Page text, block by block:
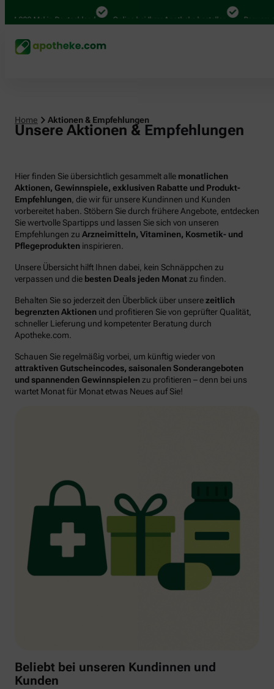
Mal in Deutschland Online bei Ihrer Apotheke bestellen Bequem
Home Aktionen & Empfehlungen
Unsere Aktionen & Empfehlungen
Hier finden Sie übersichtlich gesammelt alle monatlichen
Aktionen, Gewinnspiele, exklusiven Rabatte und Produkt-
Empfehlungen , die wir für unsere Kundinnen und Kunden
vorbereitet haben. Stöbern Sie durch frühere Angebote, entdecken
Sie wertvolle Spartipps und lassen Sie sich von unseren
Empfehlungen zu Arzneimitteln, Vitaminen, Kosmetik- und
Pflegeprodukten inspirieren.
Unsere Übersicht hilft Ihnen dabei, kein Schnäppchen zu
verpassen und die besten Deals jeden Monatzu finden.
Behalten Sie so jederzeit den Überblick über unserezeitlich
begrenzten Aktionen und profitieren Sie von geprüfter Qualität,
schneller Lieferung und kompetenter Beratung durch
Apotheke.com.
Schauen Sie regelmäßig vorbei, um künftig wieder von
attraktiven Gutscheincodes, saisonalen Sonderangeboten
und spannenden Gewinnspielenzu profitieren – denn bei uns
wartet Monat für Monat etwas Neues auf Sie!
Beliebt bei unseren Kundinnen und
Kunden